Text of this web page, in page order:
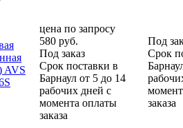
AVS
цена по запросу
580 руб.
Под заказ
Срок поставки в
Барнаул от 5 до 14
рабочих дней с
момента оплаты
заказа
Под
Срок
заказа